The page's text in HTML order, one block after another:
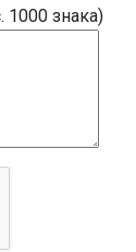
1000 знака)